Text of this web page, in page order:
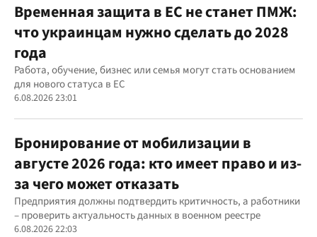
Временная защита в ЕС не станет ПМЖ:
что украинцам нужно сделать до 2028
года
Работа, обучение, бизнес или семья могут стать основанием
для нового статуса в ЕС
6.08.2026 23:01
Бронирование от мобилизации в
августе 2026 года: кто имеет право и из-
за чего может отказать
Предприятия должны подтвердить критичность, а работники
– проверить актуальность данных в военном реестре
6.08.2026 22:03